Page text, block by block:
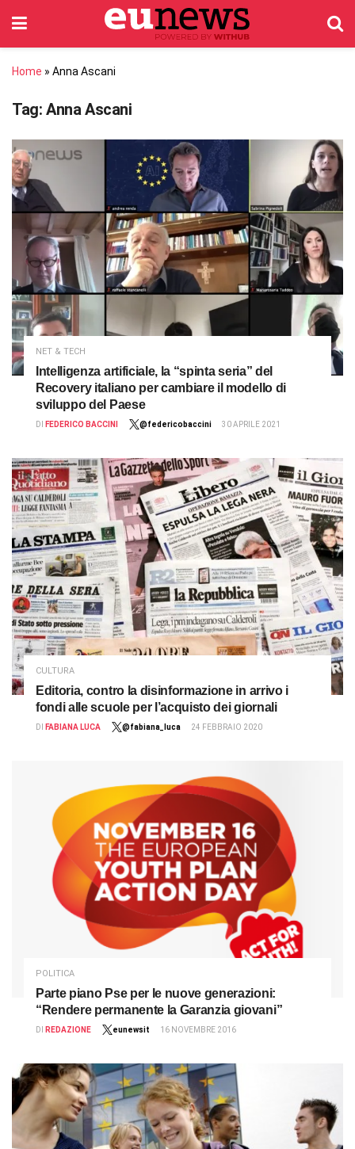
Home » Anna Ascani
Tag: Anna Ascani
NET & TECH
Intelligenza artificiale, la “spinta seria” del
Recovery italiano per cambiare il modello di
sviluppo del Paese
DI FEDERICO BACCINI @federicobaccini 30 APRILE 2021
CULTURA
Editoria, contro la disinformazione in arrivo i
fondi alle scuole per l’acquisto dei giornali
DI FABIANA LUCA @fabiana_luca 24 FEBBRAIO 2020
POLITICA
Parte piano Pse per le nuove generazioni:
“Rendere permanente la Garanzia giovani”
DI REDAZIONE eunewsit 16 NOVEMBRE 2016